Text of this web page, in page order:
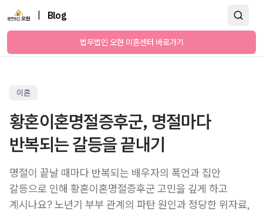
Blog
법무법인 오현 이혼센터 바로가기
이혼
황혼이혼명절증후군, 명절마다
반복되는 갈등을 끝내기
명절이 끝날 때마다 반복되는 배우자의 폭언과 집안
갈등으로 인해 황혼이혼명절증후군 고민을 깊게 하고
계시나요? 노년기 부부 관계의 파탄 원인과 정당한 위자료,